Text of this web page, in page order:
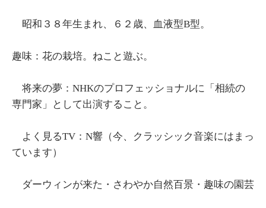
昭和３８年生まれ、６２歳、血液型B型。
趣味：花の栽培。ねこと遊ぶ。
将来の夢：NHKのプロフェッショナルに「相続の
専門家」として出演すること。
よく見るTV：N響（今、クラッシック音楽にはまっ
ています）
ダーウィンが来た・さわやか自然百景・趣味の園芸